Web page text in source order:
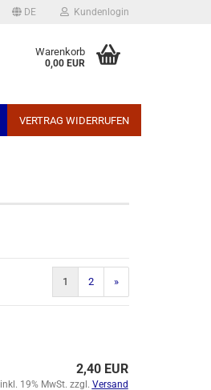
DE Kundenlogin
Warenkorb
0,00 EUR
VERTRAG WIDERRUFEN
1 2 »
2,40 EUR
inkl. 19% MwSt. zzgl. Versand